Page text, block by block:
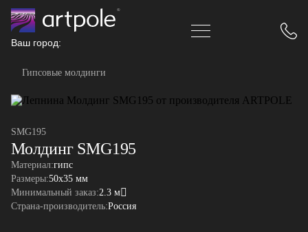
Ваш город:
Гипсовые молдинги
SMG195
Молдинг SMG195
Материал:гипс
Размеры:50x35 мм
Минимальный заказ:2.3 м
Страна-производитель:Россия